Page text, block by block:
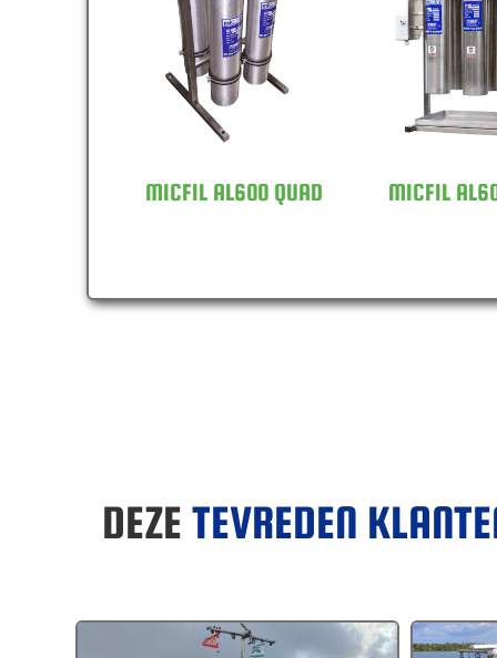
MICFIL AL600
QUAD
MICFIL AL600 QUAD
MICFIL
MICFIL
DEZE TEVREDEN